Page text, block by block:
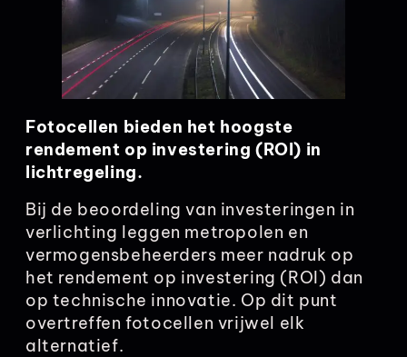
Fotocellen bieden het hoogste
rendement op investering (ROI) in
lichtregeling.
Bij de beoordeling van investeringen in
verlichting leggen metropolen en
vermogensbeheerders meer nadruk op
het rendement op investering (ROI) dan
op technische innovatie. Op dit punt
overtreffen fotocellen vrijwel elk
alternatief.